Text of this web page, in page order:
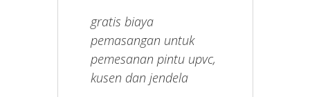
gratis biaya
pemasangan untuk
pemesanan pintu upvc,
kusen dan jendela